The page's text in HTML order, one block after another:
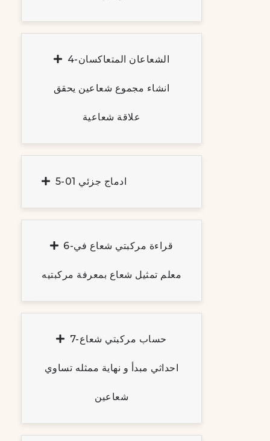
4-الشعاعان المتعاكسان
انشاء مجموع شعاعين يحقق
علاقة شعاعية
5-ادماج جزئي 01
6-قراءة مركبتي شعاع في
معلم تمثيل شعاع بمعرفة مركبتيه
7-حساب مركبتي شعاع
احداثي مبدأ و نهاية ممثله تساوي
شعاعين